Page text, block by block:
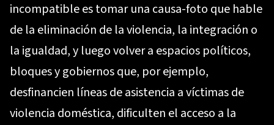
incompatible es tomar una causa-foto que hable
de la eliminación de la violencia, la integración o
la igualdad, y luego volver a espacios políticos,
bloques y gobiernos que, por ejemplo,
desfinancien líneas de asistencia a víctimas de
violencia doméstica, dificulten el acceso a la